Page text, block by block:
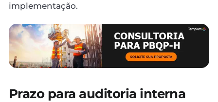
implementação.
Prazo para auditoria interna